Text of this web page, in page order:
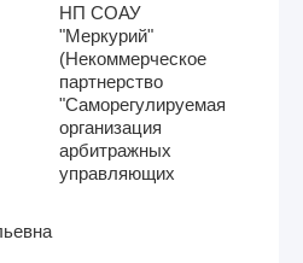
НП СОАУ
"Меркурий"
(Некоммерческое
партнерство
"Саморегулируемая
организация
арбитражных
управляющих